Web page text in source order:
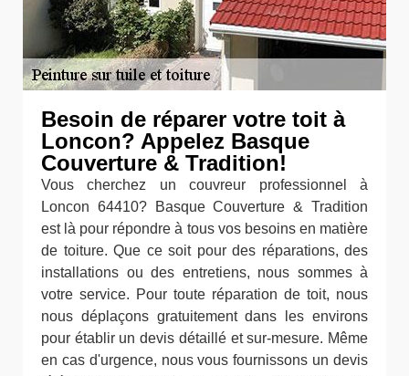
Besoin de réparer votre toit à
Loncon? Appelez Basque
Couverture & Tradition!
Vous cherchez un couvreur professionnel à
Loncon 64410? Basque Couverture & Tradition
est là pour répondre à tous vos besoins en matière
de toiture. Que ce soit pour des réparations, des
installations ou des entretiens, nous sommes à
votre service. Pour toute réparation de toit, nous
nous déplaçons gratuitement dans les environs
pour établir un devis détaillé et sur-mesure. Même
en cas d'urgence, nous vous fournissons un devis